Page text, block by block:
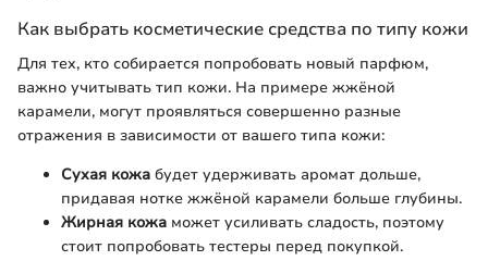
Как выбрать косметические средства по типу кожи
Для тех, кто собирается попробовать новый парфюм,
важно учитывать тип кожи. На примере жжёной
карамели, могут проявляться совершенно разные
отражения в зависимости от вашего типа кожи:
Сухая кожа будет удерживать аромат дольше,
придавая нотке жжёной карамели больше глубины.
Жирная кожа может усиливать сладость, поэтому
стоит попробовать тестеры перед покупкой.